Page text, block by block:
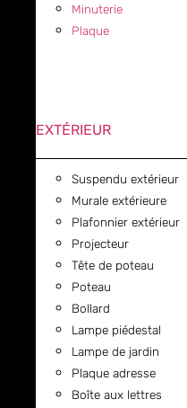
Minuterie
Plaque
EXTÉRIEUR
Suspendu extérieur
Murale extérieure
Plafonnier extérieur
Projecteur
Tête de poteau
Poteau
Bollard
Lampe piédestal
Lampe de jardin
Plaque adresse
Boîte aux lettres